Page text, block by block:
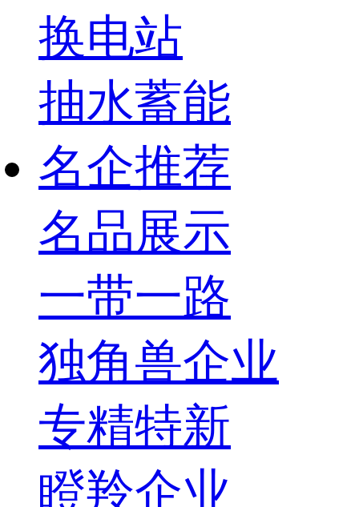
换电站
抽水蓄能
名企推荐
名品展示
一带一路
独角兽企业
专精特新
瞪羚企业